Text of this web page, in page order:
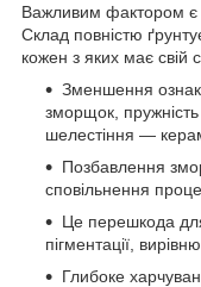
Важливим фактором є
Склад повністю
кожен з яких має свій
Зменшення
зморщок, пружність
шелестіння —
Позбавлення
сповільнення
Це перешкода для
пігментації,
Глибоке